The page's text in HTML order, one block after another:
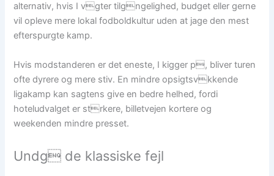
alternativ, hvis I vgter tilgngelighed, budget eller gerne
vil opleve mere lokal fodboldkultur uden at jage den mest
efterspurgte kamp.
Hvis modstanderen er det eneste, I kigger p, bliver turen
ofte dyrere og mere stiv. En mindre opsigtsvkkende
ligakamp kan sagtens give en bedre helhed, fordi
hoteludvalget er strkere, billetvejen kortere og
weekenden mindre presset.
Undg de klassiske fejl